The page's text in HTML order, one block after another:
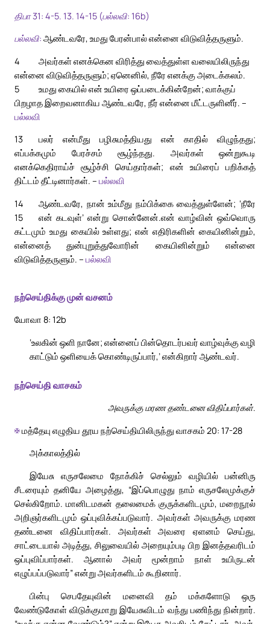
திபா 31: 4-5. 13. 14-15 (பல்லவி: 16b)
பல்லவி: ஆண்டவரே, உமது பேரன்பால் என்னை விடுவித்தருளும்.
4
அவர்கள் எனக்கென விரித்து வைத்துள்ள வலையிலிருந்து
என்னை விடுவித்தருளும்; ஏனெனில், நீரே எனக்கு அடைக்கலம்.
5
உமது கையில் என் உயிரை ஒப்படைக்கின்றேன்; வாக்குப்
பிறழாத இறைவனாகிய ஆண்டவரே, நீர் என்னை மீட்டருளினீர். –
பல்லவி
13
பலர் என்மீது பழிசுமத்தியது என் காதில் விழுந்தது;
எப்பக்கமும் பேரச்சம் சூழ்ந்தது. அவர்கள் ஒன்றுகூடி
எனக்கெதிராய்ச் சூழ்ச்சி செய்தார்கள்; என் உயிரைப் பறிக்கத்
திட்டம் தீட்டினார்கள். – பல்லவி
14
ஆண்டவரே, நான் உம்மீது நம்பிக்கை வைத்துள்ளேன்; ‘நீரே
என் கடவுள்’ என்று சொன்னேன்.
15
என் வாழ்வின் ஒவ்வொரு
கட்டமும் உமது கையில் உள்ளது; என் எதிரிகளின் கையினின்றும்,
என்னைத் துன்புறுத்துவோரின் கையினின்றும் என்னை
விடுவித்தருளும். – பல்லவி
நற்செய்திக்கு முன் வசனம்
யோவா 8: 12b
‘உலகின் ஒளி நானே; என்னைப் பின்தொடர்பவர் வாழ்வுக்கு வழி
காட்டும் ஒளியைக் கொண்டிருப்பார்,’ என்கிறார் ஆண்டவர்.
நற்செய்தி வாசகம்
அவருக்கு மரண தண்டனை விதிப்பார்கள்.
✠மத்தேயு எழுதிய தூய நற்செய்தியிலிருந்து வாசகம் 20: 17-28
அக்காலத்தில்
இயேசு எருசலேமை நோக்கிச் செல்லும் வழியில் பன்னிரு
சீடரையும் தனியே அழைத்து, “இப்பொழுது நாம் எருசலேமுக்குச்
செல்கிறோம். மானிடமகன் தலைமைக் குருக்களிடமும், மறைநூல்
அறிஞர்களிடமும் ஒப்புவிக்கப்படுவார். அவர்கள் அவருக்கு மரண
தண்டனை விதிப்பார்கள். அவர்கள் அவரை ஏளனம் செய்து,
சாட்டையால் அடித்து, சிலுவையில் அறையும்படி பிற இனத்தவரிடம்
ஒப்புவிப்பார்கள். ஆனால் அவர் மூன்றாம் நாள் உயிருடன்
எழுப்பப்படுவார்” என்று அவர்களிடம் கூறினார்.
பின்பு செபதேயுவின் மனைவி தம் மக்களோடு ஒரு
வேண்டுகோள் விடுக்குமாறு இயேசுவிடம் வந்து பணிந்து நின்றார்.